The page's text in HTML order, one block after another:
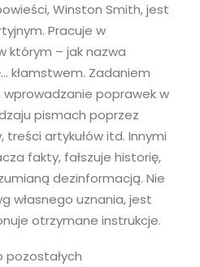
Winston Smith, jest
Pracuje w
którym – jak nazwa
kłamstwem. Zadaniem
poprawek w
pismach poprzez
treści artykułów itd. Innymi
fakty, fałszuje historię,
dezinformacją. Nie
własnego uznania, jest
otrzymane instrukcje.
pozostałych